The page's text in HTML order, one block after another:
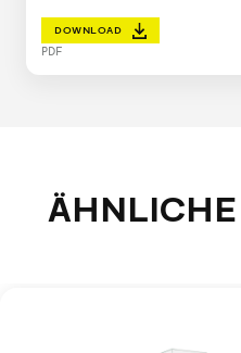
DOWNLOAD
PDF